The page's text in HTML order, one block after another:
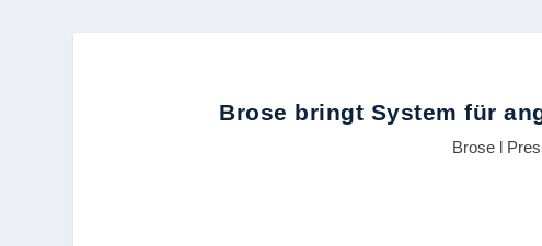
Brose bringt System für
Brose l